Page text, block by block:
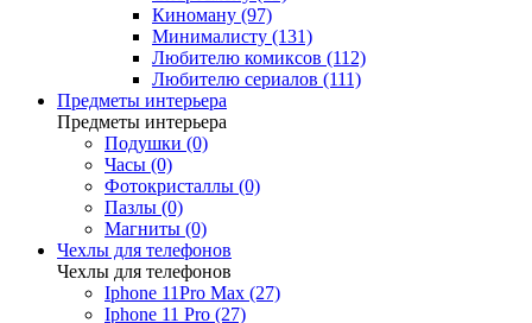
Киноману (97)
Минималисту (131)
Любителю комиксов (112)
Любителю сериалов (111)
Предметы интерьера
Предметы интерьера
Подушки (0)
Часы (0)
Фотокристаллы (0)
Пазлы (0)
Магниты (0)
Чехлы для телефонов
Чехлы для телефонов
Iphone 11Pro Max (27)
Iphone 11 Pro (27)